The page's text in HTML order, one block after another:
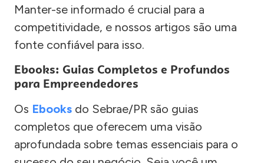
Manter-se informado é crucial para a
competitividade, e nossos artigos são uma
fonte confiável para isso.
Ebooks: Guias Completos e Profundos
para Empreendedores
Os Ebooks do Sebrae/PR são guias
completos que oferecem uma visão
aprofundada sobre temas essenciais para o